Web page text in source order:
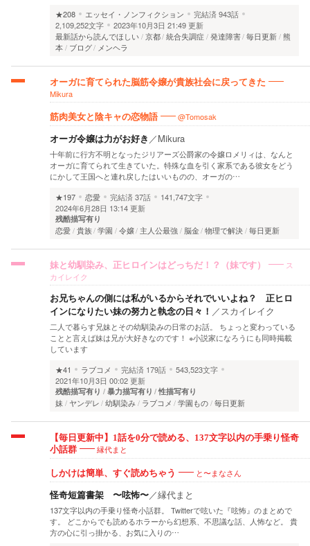
★208
エッセイ・ノンフィクション 完結済943話
2,109,252文字
2023年10月3日 21:49 更新
最新話から読んでほしい 京都 統合失調症 発達障害 毎日更新 熊
本
ブログ メンヘラ
オーガに育てられた脳筋令嬢が貴族社会に戻ってきた
Mikura
筋肉美女と陰キャの恋物語 @Tomosak
オーガ令嬢は力がお好き ／Mikura
十年前に行方不明となったジリアーズ公爵家の令嬢ロメリィは、なんと
オーガに育てられて生きていた。特殊な血を引く家系である彼女をどう
にかして王国へと連れ戻したはいいものの、オーガの…
★197
恋愛 完結済37話
141,747文字
2024年6月28日 13:14 更新
残酷描写有り
恋愛 貴族 学園 令嬢 主人公最強 脳金 物理で解決 毎日更新
妹と幼馴染み、正ヒロインはどっちだ！？（妹です）
ス
カイレイク
お兄ちゃんの側には私がいるからそれでいいよね？ 正ヒロ
インになりたい妹の努力と執念の日々！ ／ スカイレイク
二人で暮らす兄妹とその幼馴染みの日常のお話。 ちょっと変わっている
ことと言えば妹は兄が大好きなのです！ ※小説家になろうにも同時掲載
しています
★41
ラブコメ 完結済 179話
543,523文字
2021年10月3日 00:02 更新
残酷描写有り 暴力描写有り 性描写有り
妹 ヤンデレ 幼馴染み ラブコメ 学園もの 毎日更新
【毎日更新中】1話を0分で読める、137文字以内の手乗り怪奇
小話群
縁代まと
しかけは簡単、すぐ読めちゃう と〜まなさん
怪奇短篇書架 〜呟怖〜／縁代まと
137文字以内の手乗り怪奇小話群。 Twitterで呟いた『呟怖』のまとめで
す。 どこからでも読めるホラーから幻想系、不思議な話、人怖など。 貴
方の心に引っ掛かる、お気に入りの…